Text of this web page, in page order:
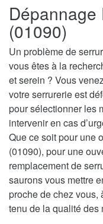
Dépannage
(01090)
Un problème de
vous êtes à la
et serein ? Vous
votre serrurerie est
pour sélectionner les
intervenir en cas
Que ce soit pour une
(01090), pour une
remplacement de
saurons vous mettre
proche de chez vous,
tenu de la qualité des